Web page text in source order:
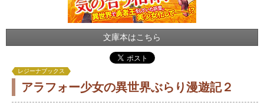
文庫本はこちら
レジーナブックス
アラフォー少女の異世界ぶらり漫遊記２